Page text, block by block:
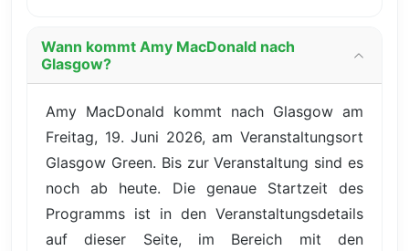
Wann kommt Amy MacDonald nach
Glasgow?
Amy MacDonald kommt nach Glasgow am
Freitag, 19. Juni 2026, am Veranstaltungsort
Glasgow Green. Bis zur Veranstaltung sind es
noch ab heute. Die genaue Startzeit des
Programms ist in den Veranstaltungsdetails
auf dieser Seite, im Bereich mit den